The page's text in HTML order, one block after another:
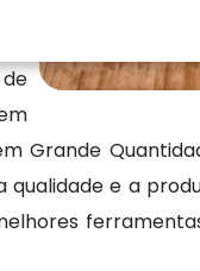
Grande
qualidade e a